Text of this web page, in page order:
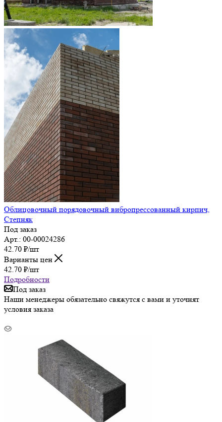
Облицовочный порядовочный вибропрессованный кирпич,
Степняк
Под заказ
Арт.: 00-00024286
42.70 ₽/шт
Варианты цен
42.70 ₽/шт
Подробности
Под заказ
Наши менеджеры обязательно свяжутся с вами и уточнят
условия заказа